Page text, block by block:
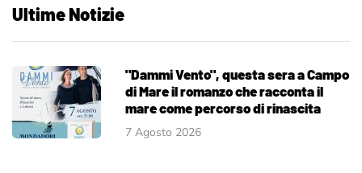
Ultime Notizie
"Dammi Vento", questa sera a Campo
di Mare il romanzo che racconta il
mare come percorso di rinascita
7 Agosto 2026